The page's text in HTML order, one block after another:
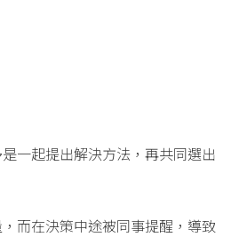
一起提出解決方法，再共同選出
而在決策中途被同事提醒，導致